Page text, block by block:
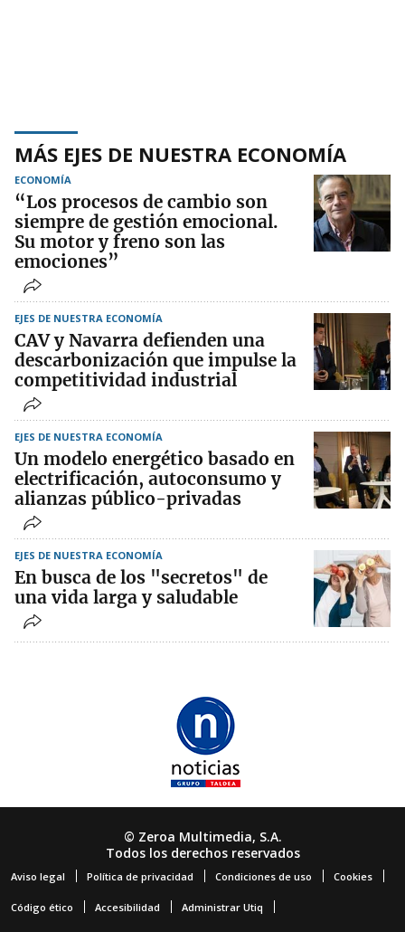
MÁS EJES DE NUESTRA ECONOMÍA
ECONOMÍA
“Los procesos de cambio son
siempre de gestión emocional.
Su motor y freno son las
emociones”
EJES DE NUESTRA ECONOMÍA
CAV y Navarra defienden una
descarbonización que impulse la
competitividad industrial
EJES DE NUESTRA ECONOMÍA
Un modelo energético basado en
electrificación, autoconsumo y
alianzas público-privadas
EJES DE NUESTRA ECONOMÍA
En busca de los "secretos" de
una vida larga y saludable
© Zeroa Multimedia, S.A.
Todos los derechos reservados
Aviso legal Política de privacidad Condiciones de uso Cookies
Código ético Accesibilidad Administrar Utiq